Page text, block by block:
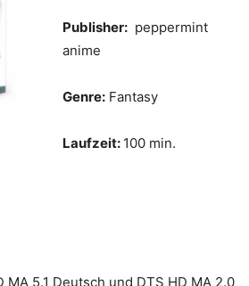
Publisher: peppermint
anime
Genre: Fantasy
Laufzeit: 100 min.
MA 5.1 Deutsch und DTS HD MA 2.0